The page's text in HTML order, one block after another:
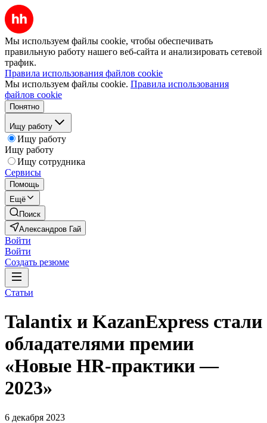
Мы используем файлы cookie, чтобы обеспечивать
правильную работу нашего веб-сайта и анализировать сетевой
трафик.
Правила использования файлов cookie
Мы используем файлы cookie. Правила использования
файлов cookie
Понятно
Ищу работу
Ищу работу
Ищу работу
Ищу сотрудника
Сервисы
Помощь
Ещё
Поиск
Александров Гай
Войти
Войти
Создать резюме
Статьи
Talantix и KazanExpress стали
обладателями премии
«Новые HR-практики —
2023»
6 декабря 2023